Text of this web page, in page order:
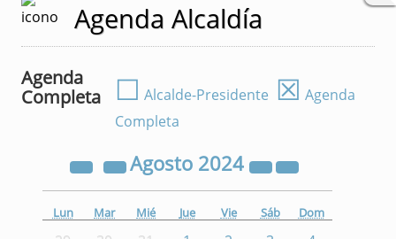
Agenda Alcaldía
Agenda
Completa
☐ Alcalde-Presidente ☒ Agenda
Completa
Agosto 2024
Lun Mar Mié Jue Vie Sáb Dom